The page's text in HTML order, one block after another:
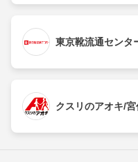
東京靴流通センタ
クスリのアオキ/